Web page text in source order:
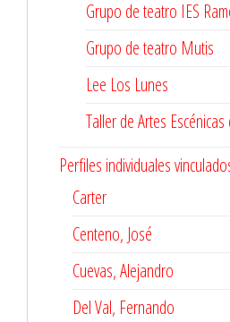
Grupo de teatro IES
Grupo de teatro Mutis
Lee Los Lunes
Taller de Artes
Perfiles individuales
Carter
Centeno, José
Cuevas, Alejandro
Del Val, Fernando